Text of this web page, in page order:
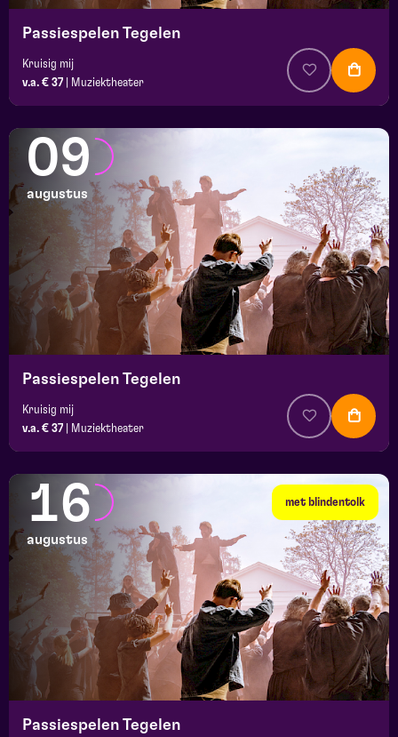
Passiespelen Tegelen
Kruisig mij
v.a. € 37
Muziektheater
09
augustus
Passiespelen Tegelen
Kruisig mij
v.a. € 37
Muziektheater
met blindentolk
16
augustus
Passiespelen Tegelen